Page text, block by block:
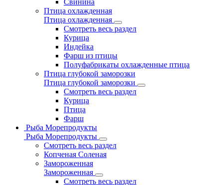
Свинина
Птица охлажденная
Птица охлажденная
Смотреть весь раздел
Курица
Индейка
Фарш из птицы
Полуфабрикаты охлажденные птица
Птица глубокой заморозки
Птица глубокой заморозки
Смотреть весь раздел
Курица
Птица
Фарш
Рыба Морепродукты
Рыба Морепродукты
Смотреть весь раздел
Копченая Соленая
Замороженная
Замороженная
Смотреть весь раздел